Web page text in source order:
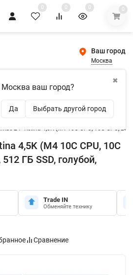
0 0 0 0
Ваш город
Москва
✖
Москва ваш город?
Да Выбрать другой город
канал и получи
C 20W при покупке в
24" Retina 4,5K (M4 10C CPU, 10C GPU,
4,5K (M4 10C CPU, 10C
ГБ SSD, голубой,
Trade IN
Обменяйте технику
Сравнение